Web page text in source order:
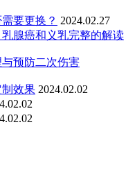
要更换？ 2024.02.27
腺癌和义乳完整的解读
预防二次伤害
效果 2024.02.02